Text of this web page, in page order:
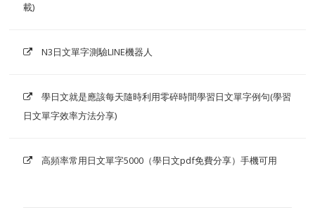
載)
N3日文單字測驗LINE機器人
學日文就是應該每天隨時利用零碎時間學習日文單字例句(學習
日文單字效率方法分享)
高頻率常用日文單字5000（學日文pdf免費分享）手機可用